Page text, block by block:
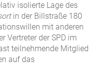
isolierte Lage des
in der Billstraße 180
mit anderen
Vertreter der SPD im
teilnehmende Mitglied
auf das